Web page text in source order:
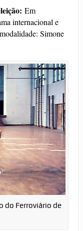
Em
internacional e
Simone
do Ferroviário de